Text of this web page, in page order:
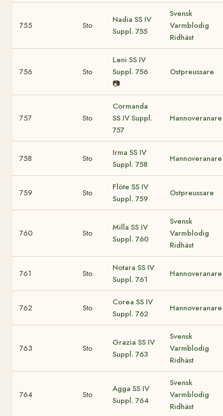
755 Sto
Nadia SS IV
Suppl. 755
Svensk
Varmblodig
Ridhäst
756 Sto
Leni SS IV
Suppl. 756
📷
Ostpreussare
757 Sto
Cormanda
SS IV Suppl.
757
Hannoveranare
758 Sto
Irma SS IV
Suppl. 758
Hannoveranare
759 Sto
Flöte SS IV
Suppl. 759
Ostpreussare
760 Sto
Milla SS IV
Suppl. 760
Svensk
Varmblodig
Ridhäst
761 Sto
Notara SS IV
Suppl. 761
Hannoveranare
762 Sto
Corea SS IV
Suppl. 762
Hannoveranare
763 Sto
Grazia SS IV
Suppl. 763
Svensk
Varmblodig
Ridhäst
764 Sto
Agga SS IV
Suppl. 764
Svensk
Varmblodig
Ridhäst